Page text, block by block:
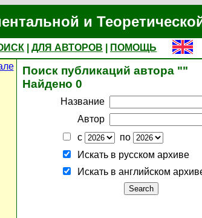
и
ДЛЯ АВТОРОВ
ПОМОЩЬ
Поиск публикаций автора ""
Найдено 0
Название
Автор
с
по
Искать в русском архиве
Искать в английском